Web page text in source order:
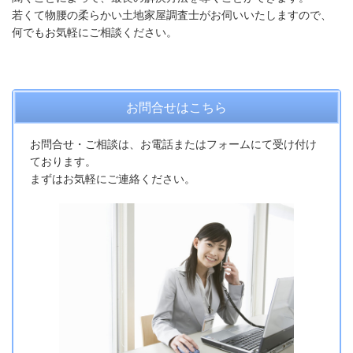
若くて物腰の柔らかい土地家屋調査士がお伺いいたしますので、
何でもお気軽にご相談ください。
お問合せはこちら
お問合せ・ご相談は、お電話またはフォームにて受け付け
ております。
まずはお気軽にご連絡ください。